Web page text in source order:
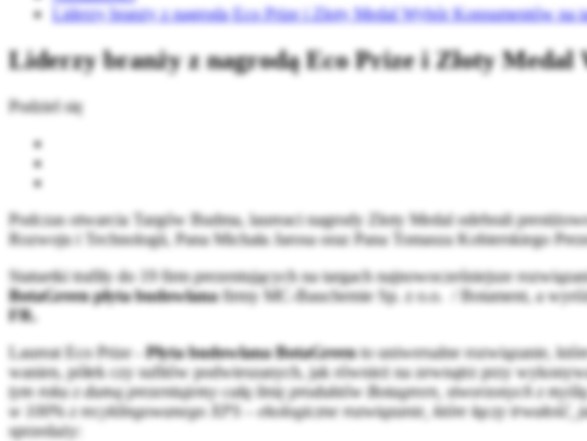
Liderzy branży z nagrodą Eco Prize i Złoty Medal Wybór Konsumentów na
Liderzy branży z nagrodą Eco Prize i Złoty
Podziel się
Podczas otwarcia Targów Budma, laureaci nagrody Złoty Medal odebrali
Rozwoju i Technologii, Pana Michała Jarosa oraz Pana Tomasza Kobierskiego
Statuetki trafiły do 19 firm prezentujących na targach najnowocześniejsze
BotaGreen płyta budowlanafirmy MC-Bauchemie Sp. z o.o. / Botament, a
FR.
Laureat Eco Prize -Płyta budowlana BotaGreento uniwersalne rozwiązanie,
wanien, półek czy sufitów podwieszanych, jak również na zewnątrz przy
tym roku z dumą prezentujemy całą linię produktów Botagreen, stworzonych z
w 100% z recyklingowanego XPS – ekologiczne rozwiązanie, które łączy trwałość,
sprzedaży: